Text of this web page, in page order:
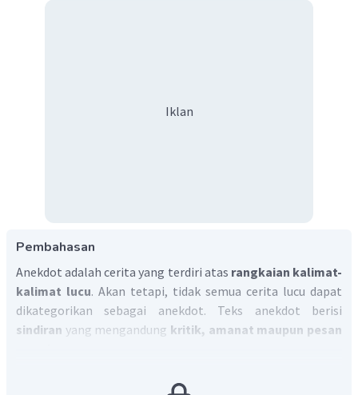
Iklan
Pembahasan
Anekdot adalah cerita yang terdiri atas rangkaian kalimat-
kalimat lucu. Akan tetapi, tidak semua cerita lucu dapat
dikategorikan sebagai anekdot. Teks anekdot berisi
sindiran yang mengandung kritik, amanat maupun pesan
cerita singkat